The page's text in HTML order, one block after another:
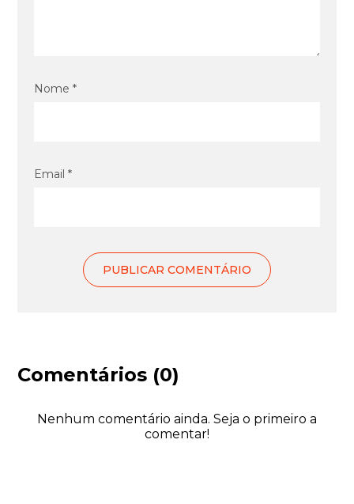
Nome *
Email *
Comentários (0)
Nenhum comentário ainda. Seja o primeiro a
comentar!